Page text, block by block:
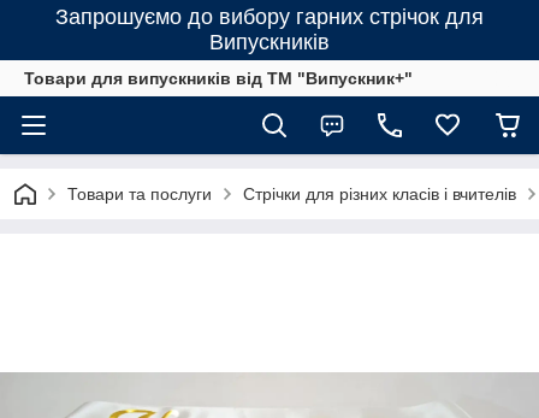
Запрошуємо до вибору гарних стрічок для
Випускників
Товари для випускників від ТМ "Випускник+"
Товари та послуги Стрічки для різних класів і вчителів